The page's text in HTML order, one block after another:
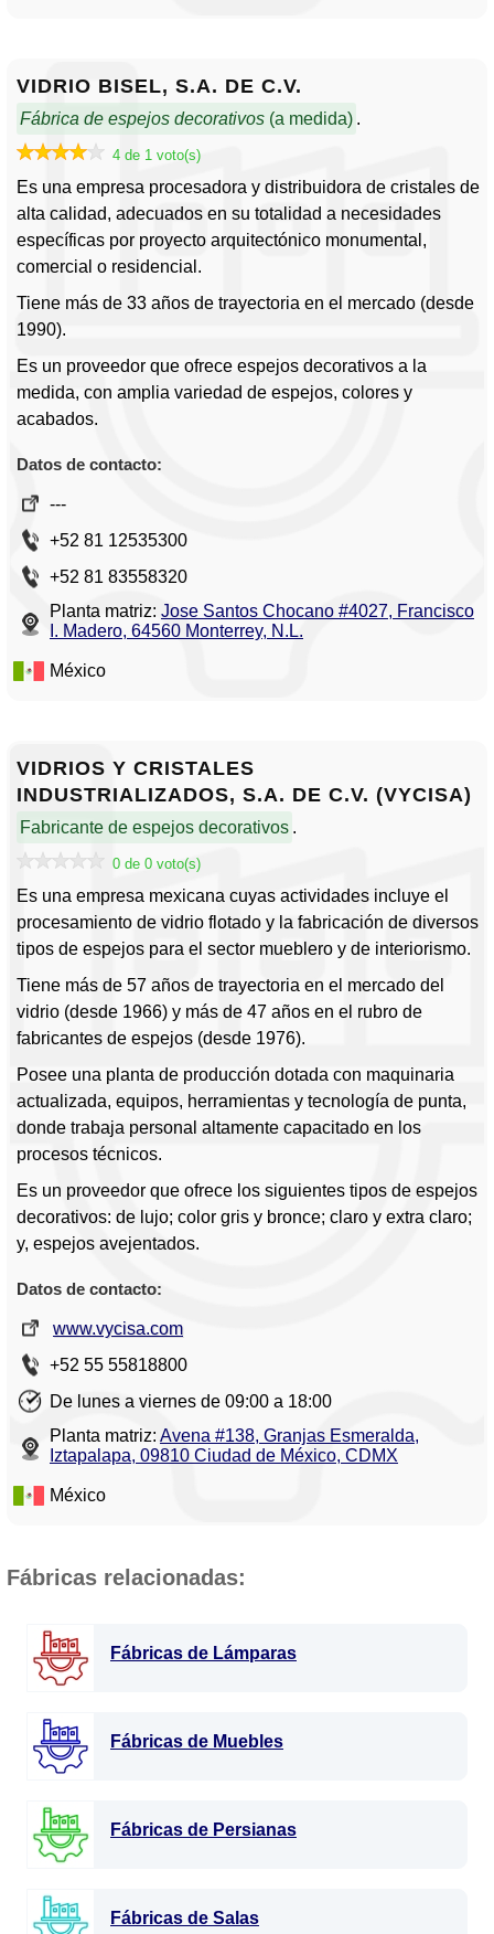
VIDRIO BISEL, S.A. DE C.V.
Fábrica de espejos decorativos (a medida) .
4 de 1 voto(s)
Es una empresa procesadora y distribuidora de cristales de
alta calidad, adecuados en su totalidad a necesidades
específicas por proyecto arquitectónico monumental,
comercial o residencial.
Tiene más de 33 años de trayectoria en el mercado (desde
1990).
Es un proveedor que ofrece espejos decorativos a la
medida, con amplia variedad de espejos, colores y
acabados.
Datos de contacto:
---
+52 81 12535300
+52 81 83558320
Planta matriz: Jose Santos Chocano #4027, Francisco
I. Madero, 64560 Monterrey, N.L.
México
VIDRIOS Y CRISTALES
INDUSTRIALIZADOS, S.A. DE C.V. (VYCISA)
Fabricante de espejos decorativos .
0 de 0 voto(s)
Es una empresa mexicana cuyas actividades incluye el
procesamiento de vidrio flotado y la fabricación de diversos
tipos de espejos para el sector mueblero y de interiorismo.
Tiene más de 57 años de trayectoria en el mercado del
vidrio (desde 1966) y más de 47 años en el rubro de
fabricantes de espejos (desde 1976).
Posee una planta de producción dotada con maquinaria
actualizada, equipos, herramientas y tecnología de punta,
donde trabaja personal altamente capacitado en los
procesos técnicos.
Es un proveedor que ofrece los siguientes tipos de espejos
decorativos: de lujo; color gris y bronce; claro y extra claro;
y, espejos avejentados.
Datos de contacto:
www.vycisa.com
+52 55 55818800
De lunes a viernes de 09:00 a 18:00
Planta matriz: Avena #138, Granjas Esmeralda,
Iztapalapa, 09810 Ciudad de México, CDMX
México
Fábricas relacionadas:
Fábricas de Lámparas
Fábricas de Muebles
Fábricas de Persianas
Fábricas de Salas